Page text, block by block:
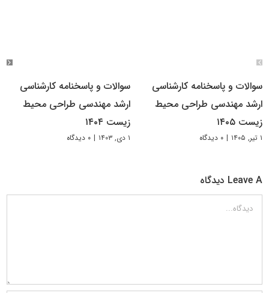
سوالات و پاسخنامه کارشناسی
ارشد مهندسی طراحی محیط
زیست ۱۴۰۵
۱ تیر, ۱۴۰۵ | ۰ دیدگاه
سوالات و پاسخنامه کارشناسی
ارشد مهندسی طراحی محیط‌
زیست ۱۴۰۴
۱ دی, ۱۴۰۳ | ۰ دیدگاه
Leave A دیدگاه
دیدگاه